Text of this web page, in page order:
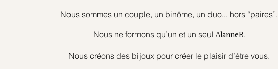
Nous sommes un couple, un binôme, un duo... hors “paires”.
Nous ne formons qu’un et un seul AlanneB.
Nous créons des bijoux pour créer le plaisir d’être vous.